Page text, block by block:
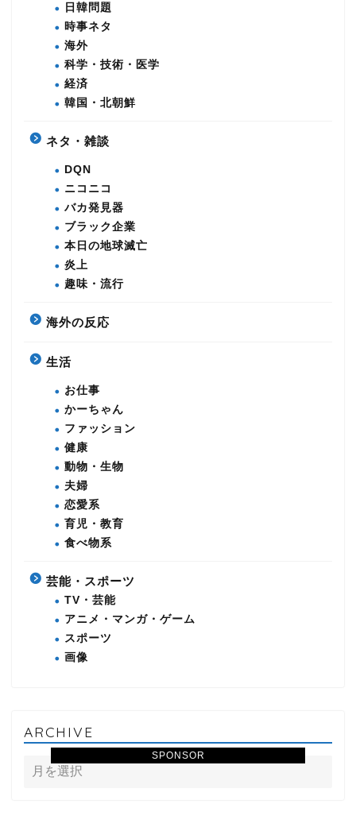
SPONSOR
日韓問題
時事ネタ
海外
科学・技術・医学
経済
韓国・北朝鮮
ネタ・雑談
DQN
ニコニコ
バカ発見器
ブラック企業
本日の地球滅亡
炎上
趣味・流行
海外の反応
生活
お仕事
かーちゃん
ファッション
健康
動物・生物
夫婦
恋愛系
育児・教育
食べ物系
芸能・スポーツ
TV・芸能
アニメ・マンガ・ゲーム
スポーツ
画像
ARCHIVE